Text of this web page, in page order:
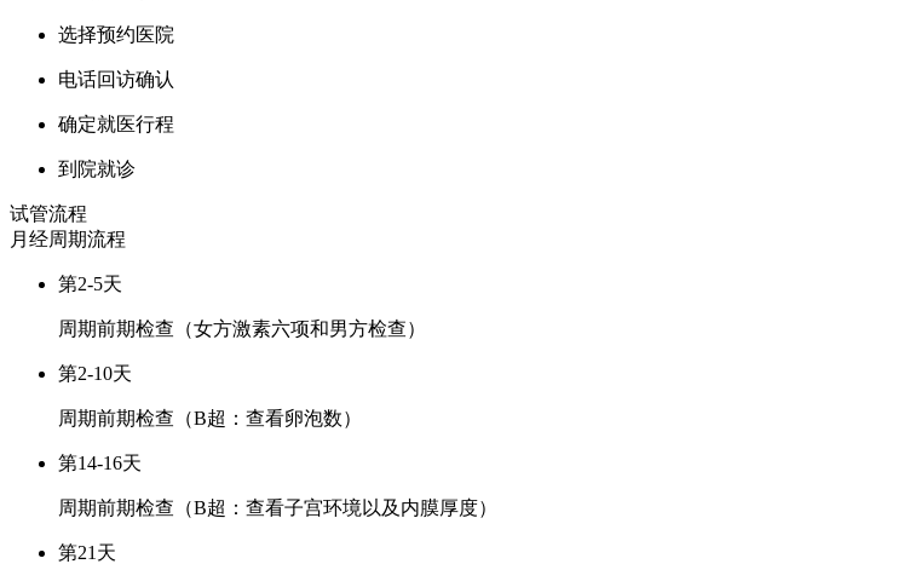
选择预约医院
电话回访确认
确定就医行程
到院就诊
试管流程
月经周期流程
第2-5天
周期前期检查（女方激素六项和男方检查）
第2-10天
周期前期检查（B超：查看卵泡数）
第14-16天
周期前期检查（B超：查看子宫环境以及内膜厚度）
第21天